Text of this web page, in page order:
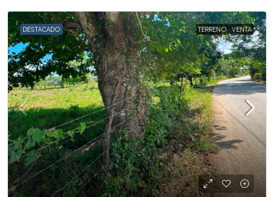
DESTACADO TERRENO VENTA